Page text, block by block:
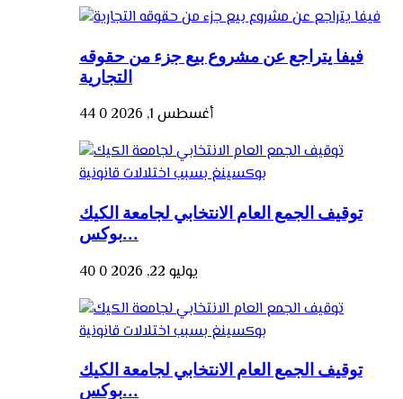
فيفا يتراجع عن مشروع بيع جزء من حقوقه
التجارية
أغسطس 1, 2026 0
44
توقيف الجمع العام الانتخابي لجامعة الكيك
بوكس...
يوليو 22, 2026 0
40
توقيف الجمع العام الانتخابي لجامعة الكيك
بوكس...